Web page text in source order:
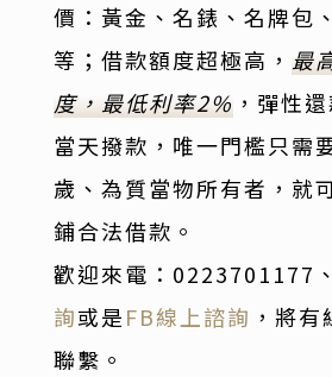
價：黃金、名錶、名牌包
等；借款額度超極高， 最
度，最低利率2%，彈性
當天撥款，唯一門檻只需
歲、為質當物所有者，就
鋪合法借款。
歡迎來電：0223701177 、
詢或是FB線上諮詢 ，將
聯繫。